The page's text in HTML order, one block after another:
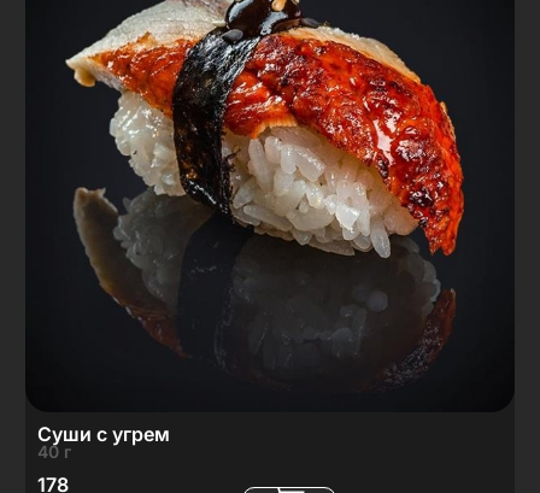
Суши с угрем
40 г
178